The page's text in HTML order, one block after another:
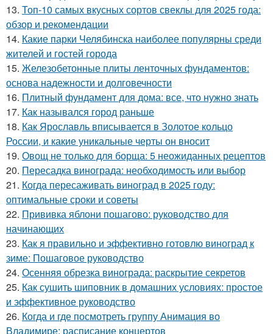
13. Топ-10 самых вкусных сортов свеклы для 2025 года:
обзор и рекомендации
14. Какие парки Челябинска наиболее популярны среди
жителей и гостей города
15. Железобетонные плиты ленточных фундаментов:
основа надежности и долговечности
16. Плитный фундамент для дома: все, что нужно знать
17. Как назывался город раньше
18. Как Ярославль вписывается в Золотое кольцо
России, и какие уникальные черты он вносит
19. Овощ не только для борща: 5 неожиданных рецептов
20. Пересадка винограда: необходимость или выбор
21. Когда пересаживать виноград в 2025 году:
оптимальные сроки и советы
22. Прививка яблони пошагово: руководство для
начинающих
23. Как я правильно и эффективно готовлю виноград к
зиме: Пошаговое руководство
24. Осенняя обрезка винограда: раскрытие секретов
25. Как сушить шиповник в домашних условиях: простое
и эффективное руководство
26. Когда и где посмотреть группу Анимация во
Владимире: расписание концертов